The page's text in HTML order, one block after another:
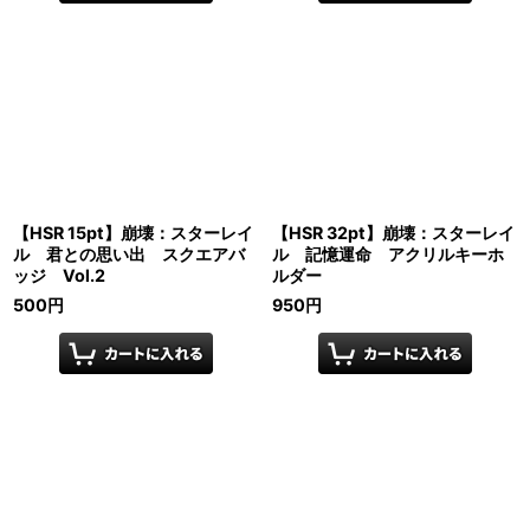
【HSR 15pt】崩壊：スターレイ
ル 君との思い出 スクエアバ
ッジ Vol.2
500円
【HSR 32pt】崩壊：スターレイ
ル 記憶運命 アクリルキーホ
ルダー
950円